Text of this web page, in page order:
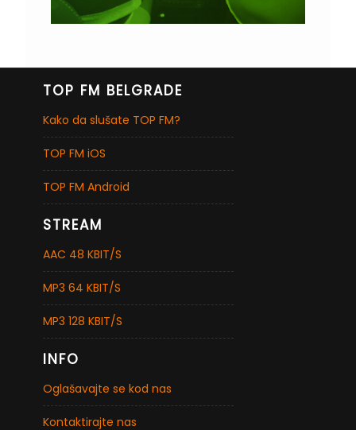
TOP FM BELGRADE
Kako da slušate TOP FM?
TOP FM iOS
TOP FM Android
STREAM
AAC 48 KBIT/S
MP3 64 KBIT/S
MP3 128 KBIT/S
INFO
Oglašavajte se kod nas
Kontaktirajte nas